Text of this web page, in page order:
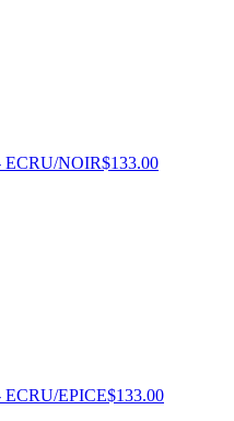
ECRU/NOIR$133.00
ECRU/EPICE$133.00